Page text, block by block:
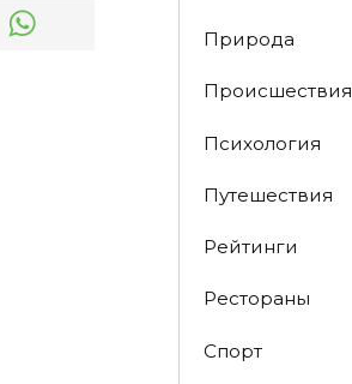
Природа
Происшествия
Психология
Путешествия
Рейтинги
Рестораны
Спорт